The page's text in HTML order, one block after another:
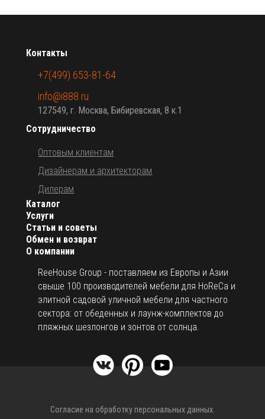
О компании
ReeHouse Group - поставляем из Европы и Азии
свыше 100 производителей мебели для HoReCa и
элитной садовой уличной мебели для частного
сектора: от обеденных и лаунж-комплектов до
пляжных шезлонгов и зонтов от солнца.
Каталог
Услуги
Статьи и советы
Обмен и возврат
Сотрудничество
Оптовым клиентам
Дизайнерам и архитекторам
Дилерам
Контакты
+7(499) 653-81-64
info@i888.ru
127549, г. Москва, Бибиревская, 8 к.1
Согласие на обработку персональных данных.